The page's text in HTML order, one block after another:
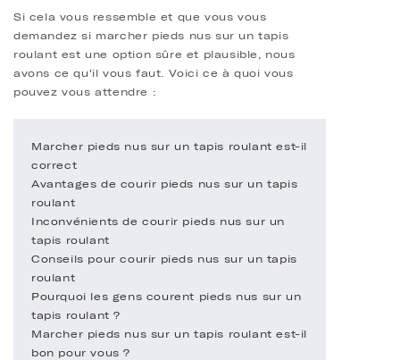
Si cela vous ressemble et que vous vous
demandez si marcher pieds nus sur un tapis
roulant est une option sûre et plausible, nous
avons ce qu'il vous faut. Voici ce à quoi vous
pouvez vous attendre :
Marcher pieds nus sur un tapis roulant est-il
correct
Avantages de courir pieds nus sur un tapis
roulant
Inconvénients de courir pieds nus sur un
tapis roulant
Conseils pour courir pieds nus sur un tapis
roulant
Pourquoi les gens courent pieds nus sur un
tapis roulant ?
Marcher pieds nus sur un tapis roulant est-il
bon pour vous ?